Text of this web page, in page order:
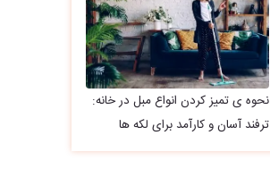
نحوه ی تمیز کردن انواع مبل در خانه:
ترفند آسان و کارآمد برای لکه ها